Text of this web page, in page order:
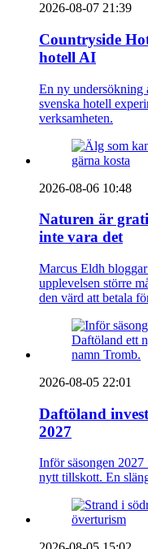
2026-08-07 21:39
Countryside
hotell AI
En ny undersökning
svenska hotell
verksamheten.
2026-08-06 10:48
Naturen är
inte vara det
Marcus Eldh
upplevelsen större
den värd att betala
2026-08-05 22:01
Daftöland
2027
Inför säsongen
nytt tillskott. En